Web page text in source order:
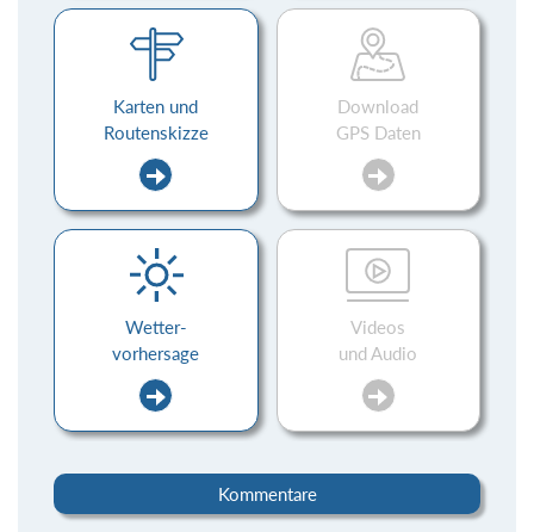
Karten und
Routenskizze
Download
GPS Daten
Wetter-
vorhersage
Videos
und Audio
Kommentare